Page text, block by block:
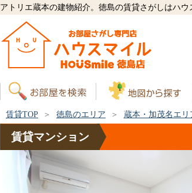
アトリエ蔵本の建物紹介。徳島の賃貸さがしはハウ
賃貸TOP 徳島のエリア 蔵本・加茂名エリ
賃貸マンション